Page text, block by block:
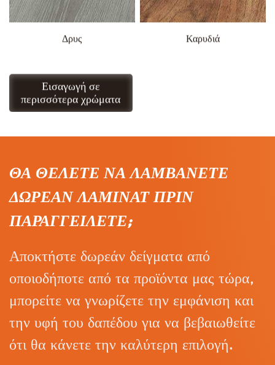
Δρυς Καρυδιά
Εισαγωγή σε
περισσότερα χρώματα
ΘΑ ΘΕΛΕΤΕ ΝΑ ΛΑΜΒΑΝΕΤΕ
ΔΩΡΕΑΝ ΛΑΜΙΝΑΤ ΠΡΙΝ
ΠΑΡΑΓΓΕΙΛΕΤΕ;
Αποκτήστε δωρεάν δείγματα από
οποιοδήποτε από τα προϊόντα μας τώρα,
μπορείτε να γνωρίζετε την εμφάνιση και
την υφή του δαπέδου για να βεβαιωθείτε
ότι θα κάνετε την καλύτερη επιλογή.